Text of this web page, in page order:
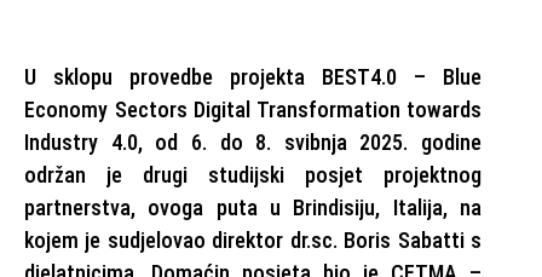
U sklopu provedbe projekta BEST4.0 – Blue
Economy Sectors Digital Transformation towards
Industry 4.0, od 6. do 8. svibnja 2025. godine
održan je drugi studijski posjet projektnog
partnerstva, ovoga puta u Brindisiju, Italija, na
kojem je sudjelovao direktor dr.sc. Boris Sabatti s